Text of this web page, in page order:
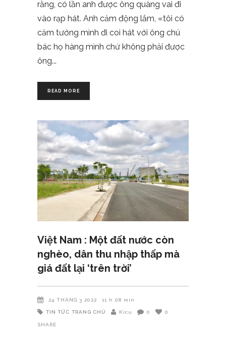
rằng, có lần anh được ông quàng vai đi
vào rạp hát. Anh cảm động lắm, «tôi có
cảm tưởng mình đi coi hát với ông chú
bác họ hàng mình chứ không phải được
ông
READ MORE
Việt Nam : Một đất nước còn
nghèo, dân thu nhập thấp mà
giá đất lại ‘trên trời’
24 THÁNG 3 2022 11 h 08 min
TIN TỨC TRANG CHỦ Kicu 0 0
SHARE